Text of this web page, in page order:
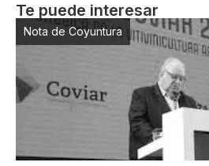
Te puede interesar
Nota de Coyuntura